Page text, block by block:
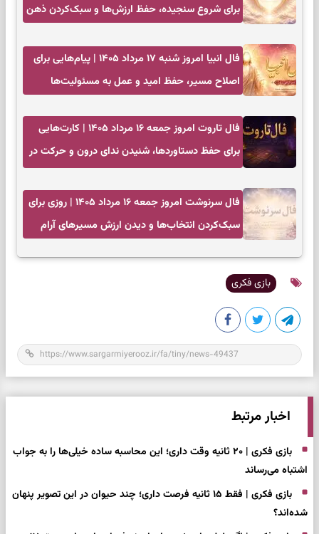
برای شروع سنجیده، حفظ ارزش‌ها و سبک‌کردن ذهن
فال انبیا امروز شنبه ۱۷ مرداد ۱۴۰۵ | پیام‌هایی برای
اصلاح مسیر، حفظ امید و عمل به مسئولیت‌ها
فال تاروت امروز جمعه ۱۶ مرداد ۱۴۰۵ | کارت‌هایی
برای حفظ دستاوردها، شنیدن ندای درون و حرکت در
فال سرنوشت امروز جمعه ۱۶ مرداد ۱۴۰۵ | روزی برای
سبک‌کردن انتخاب‌ها و دیدن ارزش مسیرهای آرام
بازی فکری
اخبار مرتبط
بازی فکری | ۲۰ ثانیه وقت داری؛ این محاسبه ساده خیلی‌ها را به جواب
اشتباه می‌رساند
بازی فکری | فقط ۱۵ ثانیه فرصت داری؛ چند حیوان در این تصویر پنهان
شده‌اند؟